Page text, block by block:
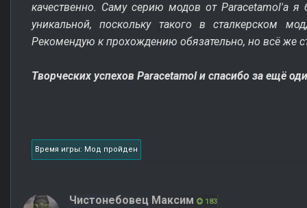
качественно. Саму серию модов от Paracetamol'a
уникальной, поскольку такого в сталкерском
Рекомендую к прохождению обязательно, но всё же
Творческих успехов Paracetamol и спасибо за ещё
Время игры: Мод пройден
Чистонебовец Максим 183